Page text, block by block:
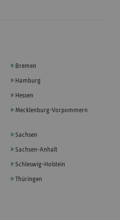
Bremen
Hamburg
Hessen
Mecklenburg-Vorpommern
Sachsen
Sachsen-Anhalt
Schleswig-Holstein
Thüringen